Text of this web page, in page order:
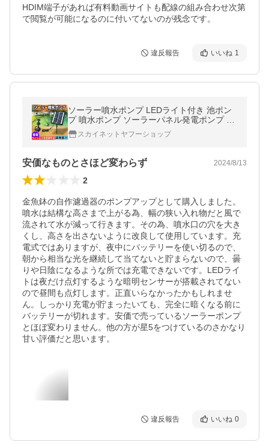
HDIM端子があれば有料動画サイトも配線の組み合わせ次第
違反報告 いいね 1
ソーラー噴水ポンプ LEDライト付き 池ポン
プ 噴水ポンプ ソーラーパネル発電ポンプ 太
陽光発電 蓄電 池 庭 ガーデン用に 夜間点灯
SDBL280
スカイネットヤフーショップ
安価なものとさほど変わらず 2024/8/13
2
金魚鉢の自作濾過器のポンプアップとして購入しました。
噴水は結構な高さまで上がる為、幅の狭い入れ物だと風で
流されて水が減って行きます。その為、噴水口の穴を大き
くし、高さを出さないように改良して使用しています。充
電式ではありますが、夜中にバッテリーを使い切るので、
朝から相当な光を継続して当てないと貯まらないので、曇
りや日陰になるような所では充電できないです。LEDライ
トは夜だけ点灯するような暗明センサーが搭載されてない
ので昼間も点灯します。正直いらなかったかもしれませ
ん。しっかり充電が貯まったいても、完全に暗くなる前に
バッテリーが切れます。安価で売っているソーラーポンプ
とほぼ変わりません。他の方が星5をつけているのさかなり
甘い評価だと思います。
違反報告 いいね 0